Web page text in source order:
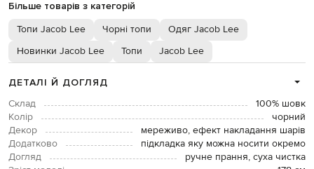
Більше товарів з категорій
Топи Jacob Lee Чорні топи
Одяг Jacob Lee
Новинки Jacob Lee
Топи Jacob Lee
ДЕТАЛІ Й ДОГЛЯД
Склад
100% шовк
Колір
чорний
Декор
мереживо, ефект накладання шарів
Додатково
підкладка яку можна носити окремо
Догляд
ручне прання, суха чистка